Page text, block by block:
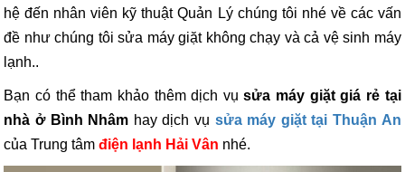
hệ đến nhân viên kỹ thuật Quản Lý chúng tôi nhé về các vấn
đề như chúng tôi sửa máy giặt không chạy và cả vệ sinh máy
lạnh..
Bạn có thể tham khảo thêm dịch vụsửa máy giặt giá rẻ tại
nhà ở Bình Nhâm hay dịch vụ sửa máy giặt tại Thuận An
của Trung tâmđiện lạnh Hải Vân nhé.